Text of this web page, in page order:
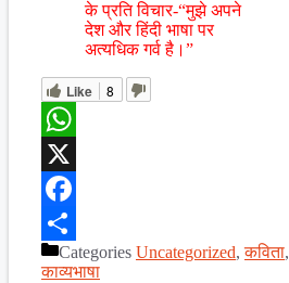
के प्रति विचार-“मुझे अपने
देश और हिंदी भाषा पर
अत्यधिक गर्व है।”
Like 8
WhatsApp
X
Facebook
ShareCategories Uncategorized,कविता,
काव्यभाषा